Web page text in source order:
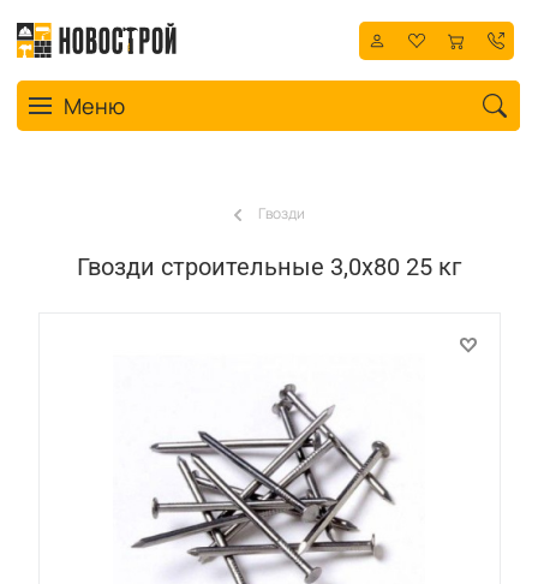
Toggle navigation
Меню
Гвозди
Гвозди строительные 3,0х80 25 кг